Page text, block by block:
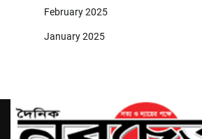
February 2025
January 2025